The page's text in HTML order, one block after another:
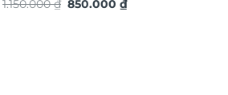
dát vàng TG4934S
1.150.000₫ Giá
850.000₫Giá